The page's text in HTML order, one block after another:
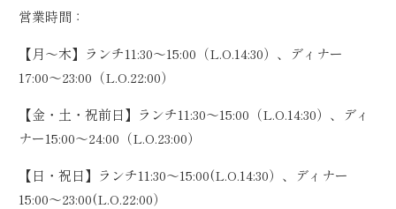
営業時間：
【月〜木】ランチ11:30〜15:00（L.O.14:30）、ディナー
17:00〜23:00（L.O.22:00）
【金・土・祝前日】ランチ11:30〜15:00（L.O.14:30）、ディ
ナー15:00〜24:00（L.O.23:00）
【日・祝日】ランチ11:30〜15:00(L.O.14:30）、ディナー
15:00〜23:00(L.O.22:00）